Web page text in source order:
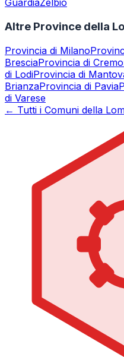
GuardiaZelbio
Altre Province della
Provincia di Milano
BresciaProvincia di
di LodiProvincia di
BrianzaProvincia di Pavia
di Varese
← Tutti i Comuni della